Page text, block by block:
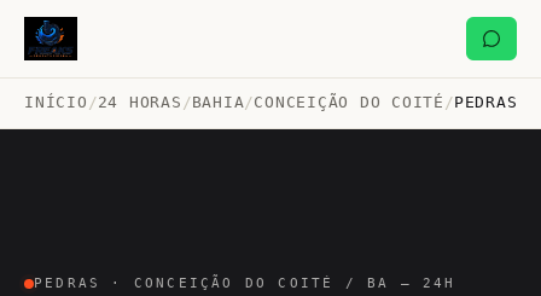
INÍCIO /24 HORAS /BAHIA/CONCEIÇÃO DO COITÉ /PEDRAS
PEDRAS · CONCEIÇÃO DO COITÉ / BA — 24H